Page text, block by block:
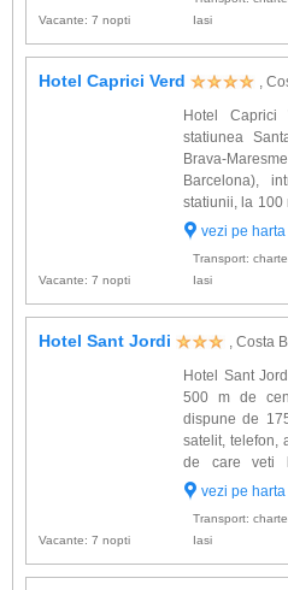
Vacante: 7 nopti
Iasi
Hotel Caprici Verd ,
Hotel
statiunea
Brava-
Barcelona),
statiunii, la 100
dispune de
uscator de
vezi pe harta
Vacante: 7 nopti
Transport:
Iasi
Hotel Sant Jordi
, Costa
Hotel Sant
500 m de
dispune de
satelit, telefon,
de care veti
restaurant, 2
vezi pe harta
Vacante: 7 nopti
Transport:
Iasi